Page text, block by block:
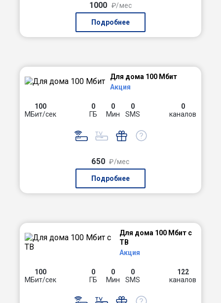
1000 ₽/мес
Подробнее
Для дома 100 Мбит
Акция
100
МБит/сек
0
ГБ
0
Мин
0
SMS
0
каналов
650 ₽/мес
Подробнее
Для дома 100 Мбит с
ТВ
Акция
100
МБит/сек
0
ГБ
0
Мин
0
SMS
122
каналов